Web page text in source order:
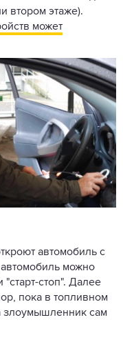
втором этаже).
может
автомобиль с
можно
стоп". Далее
пока в топливном
злоумышленник сам